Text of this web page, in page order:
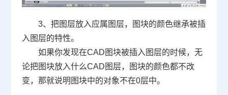
3、把图层放入应属图层，图块的颜色继承被插
入图层的特性。
如果你发现在CAD 图块被插入图层的时候，无
论把图块放入什么CAD 图层，图块的颜色都不改
变，那就说明图块中的对象不在0层中。